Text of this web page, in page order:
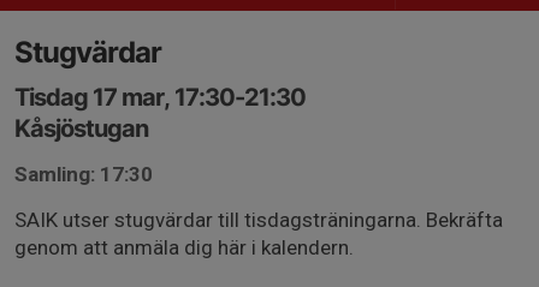
Stugvärdar
Tisdag 17 mar, 17:30-21:30
Kåsjöstugan
Samling: 17:30
SAIK utser stugvärdar till tisdagsträningarna. Bekräfta
genom att anmäla dig här i kalendern.